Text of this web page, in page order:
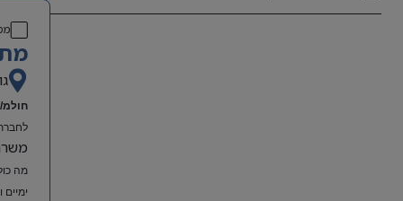
משרה
מה